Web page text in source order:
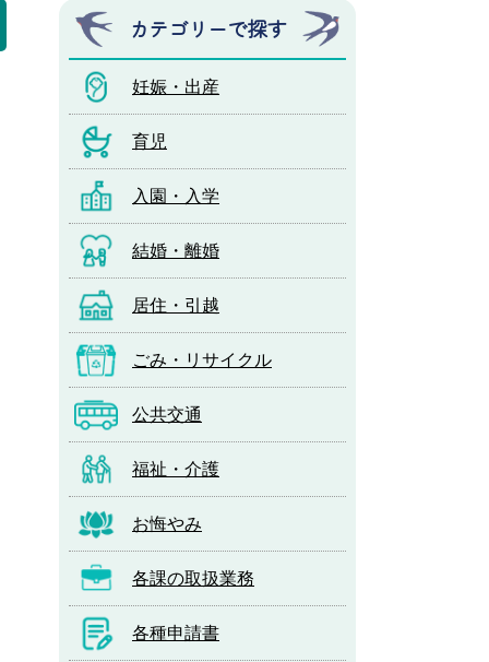
カテゴリーで探す
妊娠・出産
育児
入園・入学
結婚・離婚
居住・引越
ごみ・リサイクル
公共交通
福祉・介護
お悔やみ
各課の取扱業務
各種申請書